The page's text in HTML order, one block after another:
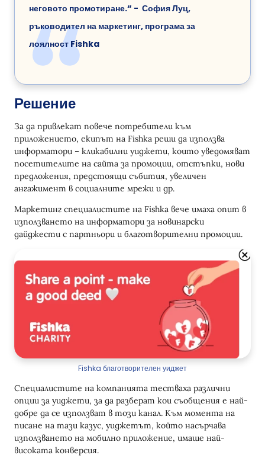
неговото промотиране.“ - София Луц,
ръководител на маркетинг, програма за
лоялност Fishka
Решение
За да привлекат повече потребители към
приложението, екипът на Fishka реши да използва
информатори – кликабилни уиджети, които уведомяват
посетителите на сайта за промоции, отстъпки, нови
предложения, предстоящи събития, увеличен
ангажимент в социалните мрежи и др.
Маркетинг специалистите на Fishka вече имаха опит в
използването на информатори за новинарски
дайджести с партньори и благотворителни промоции.
Fishka благотворителен уиджет
Специалистите на компанията тестваха различни
опции за уиджети, за да разберат кои съобщения е най-
добре да се използват в този канал. Към момента на
писане на тази казус, уиджетът, който насърчава
използването на мобилно приложение, имаше най-
високата конверсия.